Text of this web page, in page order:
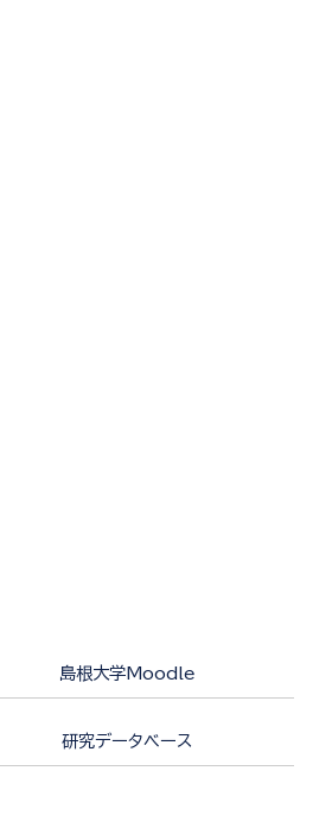
島根大学Moodle
研究データベース